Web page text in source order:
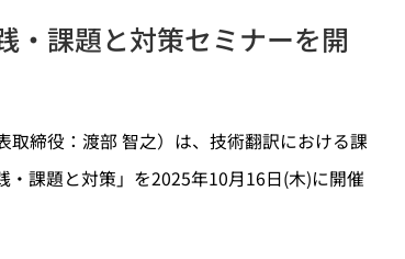
画マニュアル
・課題と対策セミナーを開
取締役：渡部 智之）は、技術翻訳における課
課題と対策」を2025年10月16日(木)に開催